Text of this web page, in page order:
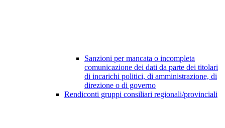
Sanzioni per mancata o incompleta
comunicazione dei dati da parte dei titolari
di incarichi politici, di amministrazione, di
direzione o di governo
Rendiconti gruppi consiliari regionali/provinciali